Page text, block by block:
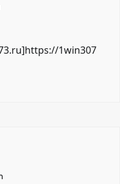
1win307